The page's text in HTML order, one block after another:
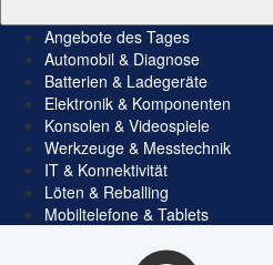
Angebote des Tages
Automobil & Diagnose
Batterien & Ladegeräte
Elektronik & Komponenten
Konsolen & Videospiele
Werkzeuge & Messtechnik
IT & Konnektivität
Löten & Reballing
Mobiltelefone & Tablets